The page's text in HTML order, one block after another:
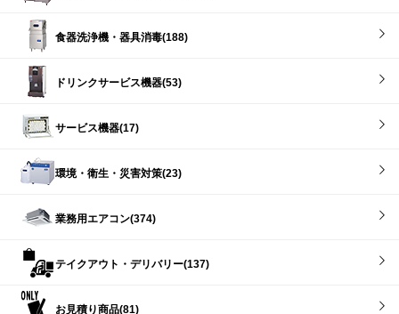
食器洗浄機・器具消毒(188)
ドリンクサービス機器(53)
サービス機器(17)
環境・衛生・災害対策(23)
業務用エアコン(374)
テイクアウト・デリバリー(137)
お見積り商品(81)